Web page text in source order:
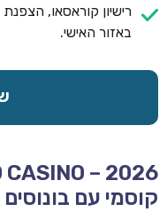
באזור האישי.
קוסמי עם